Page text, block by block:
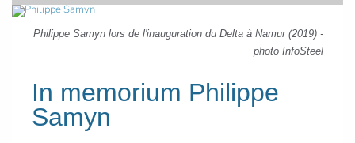
Philippe Samyn lors de l'inauguration du Delta à Namur (2019) -
photo InfoSteel
In memorium Philippe
Samyn